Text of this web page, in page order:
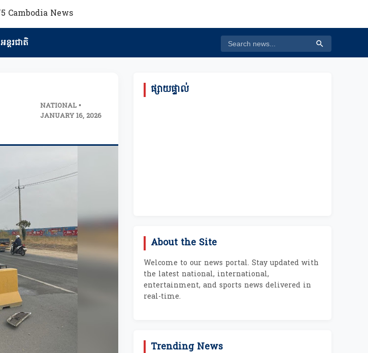
អន្តរជាតិ
NATIONAL •
JANUARY 16, 2026
ផ្សាយផ្ទាល់
About the Site
Welcome to our news portal. Stay updated with
the latest national, international,
entertainment, and sports news delivered in
real-time.
Trending News